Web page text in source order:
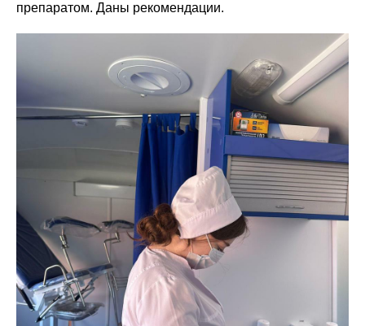
препаратом. Даны рекомендации.